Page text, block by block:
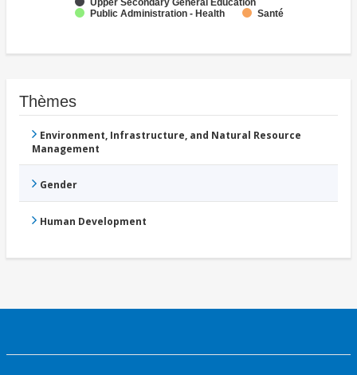
Upper Secondary General Education
Public Administration - Health
Santé
Thèmes
Environment, Infrastructure, and Natural Resource
Management
Gender
Human Development